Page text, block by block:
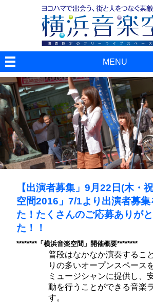
MENU
【出演者募集」9月22日(木・
空間2016」7/1より出演者募集
た！たくさんのご応募ありが
た！！
********「横浜音楽空間」開催概要********
普段はなかなか演奏するこ
りの多いオープンスペース
ミュージシャンに提供し
動を行うことができる音楽
す。